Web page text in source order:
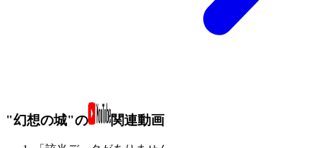
"幻想の城"の 関連動画